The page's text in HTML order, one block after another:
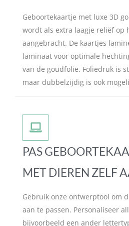
Geboortekaartje met luxe 3D
wordt als extra laagje reliëf op
aangebracht. De kaartjes
laminaat voor optimale
van de goudfolie. Foliedruk is
maar dubbelzijdig is ook
PAS
MET DIEREN ZELF
Gebruik onze ontwerptool om
aan te passen. Personaliseer
bijvoorbeeld een ander